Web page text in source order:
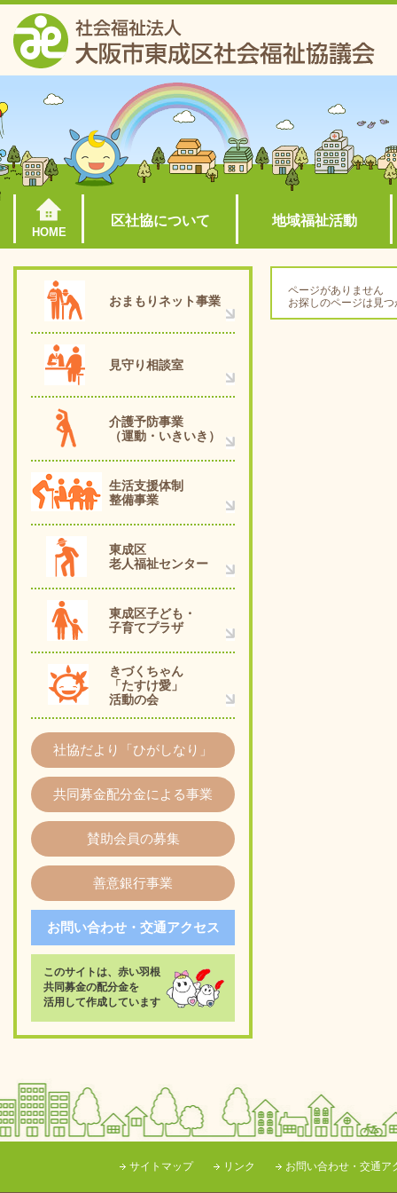
HOME
区社協について 地域福祉活動
おまもりネット事業
見守り相談室
介護予防事業
（運動・いきいき）
生活支援体制
整備事業
東成区
老人福祉センター
東成区子ども・
子育てプラザ
きづくちゃん
「たすけ愛」
活動の会
社協だより「ひがしなり」
共同募金配分金による事業
賛助会員の募集
善意銀行事業
お問い合わせ・交通アクセス
このサイトは、赤い羽根
共同募金の配分金を
活用して作成しています
ページがありません
お探しのページは見
サイトマップ リンク お問い合わせ・交通ア